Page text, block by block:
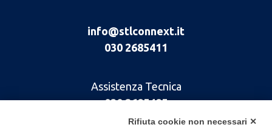
info@stlconnext.it
030 2685411
Assistenza Tecnica
030 2685485
Rifiuta cookie non necessari ✕